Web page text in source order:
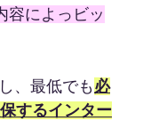
容によっビッ
、最低でも 必
するインター